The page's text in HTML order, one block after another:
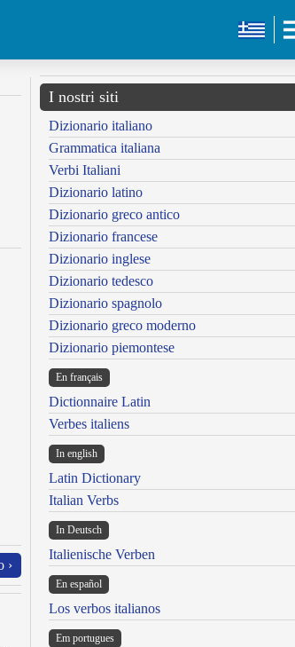
›
I nostri siti
Dizionario italiano
Grammatica italiana
Verbi Italiani
Dizionario latino
Dizionario greco antico
Dizionario francese
Dizionario inglese
Dizionario tedesco
Dizionario spagnolo
Dizionario greco moderno
Dizionario piemontese
En français
Dictionnaire Latin
Verbes italiens
In english
Latin Dictionary
Italian Verbs
In Deutsch
Italienische Verben
En español
Los verbos italianos
Em portugues